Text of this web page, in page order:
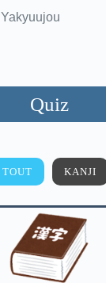
Yakyuujou
Quiz
TOUT KANJI